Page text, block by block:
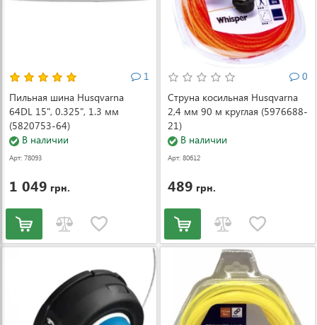
1
Пильная шина Husqvarna
64DL 15", 0.325", 1.3 мм
(5820753-64)
В наличии
Арт: 78093
1 049 грн.
0
Струна косильная Husqvarna
2,4 мм 90 м круглая (5976688-
21)
В наличии
Арт: 80612
489 грн.